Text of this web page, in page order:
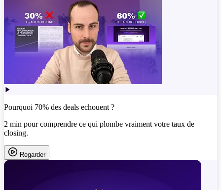
Pourquoi 70% des deals echouent ?
2 min pour comprendre ce qui plombe vraiment votre taux de
closing.
Regarder